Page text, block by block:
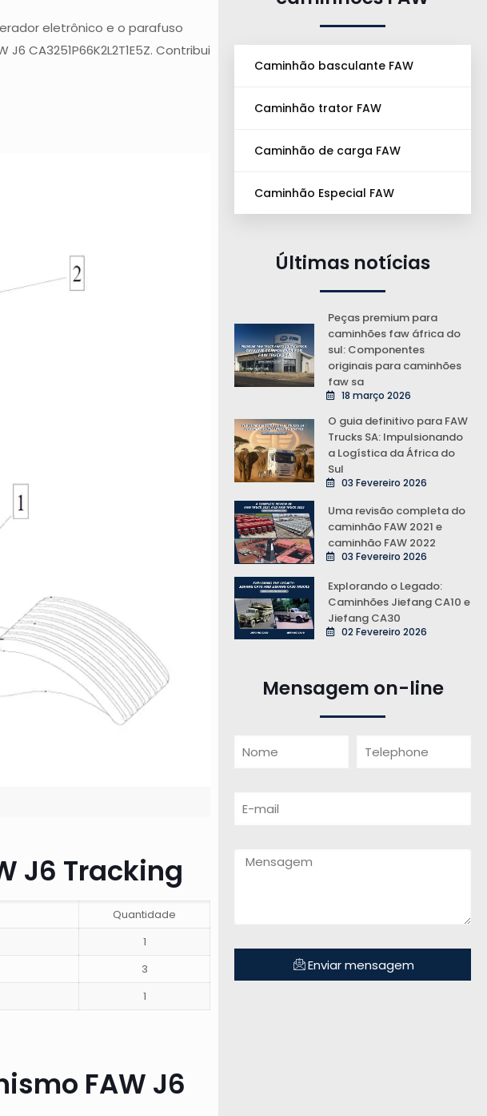
eletrônico e o parafuso
CA3251P66K2L2T1E5Z. Contribui
J6 Tracking
Quantidade
1
3
1
FAW J6
Caminhão basculante FAW
Caminhão trator FAW
Caminhão de carga FAW
Caminhão Especial FAW
Últimas notícias
Peças premium para
caminhões faw áfrica do
sul: Componentes
originais para caminhões
faw sa
18 março 2026
O guia definitivo para FAW
Trucks SA: Impulsionando
a Logística da África do
Sul
03 Fevereiro 2026
Uma revisão completa do
caminhão FAW 2021 e
caminhão FAW 2022
03 Fevereiro 2026
Explorando o Legado:
Caminhões Jiefang CA10 e
Jiefang CA30
02 Fevereiro 2026
Mensagem on-line
Enviar mensagem